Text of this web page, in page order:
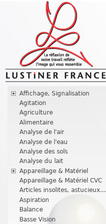
Affichage, Signalisation
Agitation
Agriculture
Alimentaire
Analyse de l'air
Analyse de l'eau
Analyse des sols
Analyse du lait
Appareillage & Matériel
Appareillage & Matériel CVC
Articles insolites, astucieux...
Aspiration
Balance
Basse Vision